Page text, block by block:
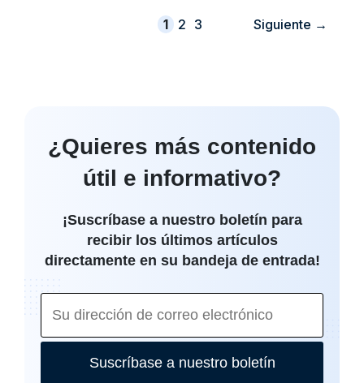
Página
1 Página
2 Página
3 Siguiente →
¿Quieres más contenido
útil e informativo?
¡Suscríbase a nuestro boletín para
recibir los últimos artículos
directamente en su bandeja de entrada!
Suscríbase a nuestro boletín